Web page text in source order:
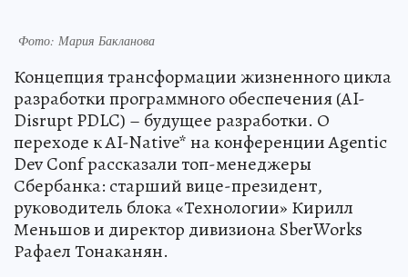
Фото: Мария Бакланова
Концепция трансформации жизненного цикла
разработки программного обеспечения (AI-
Disrupt PDLC) – будущее разработки. О
переходе к AI-Native* на конференции Agentic
Dev Conf рассказали топ-менеджеры
Сбербанка: старший вице-президент,
руководитель блока «Технологии» Кирилл
Меньшов и директор дивизиона SberWorks
Рафаел Тонаканян.